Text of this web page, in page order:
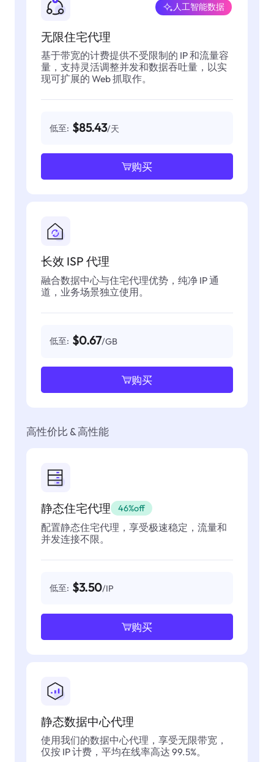
无限住宅代理
人工智能数据
基于带宽的计费提供不受限制的 IP 和流量容
量，支持灵活调整并发和数据吞吐量，以实
现可扩展的 Web 抓取作。
低至: $85.43/天
购买
长效 ISP 代理
融合数据中心与住宅代理优势，纯净 IP 通
道，业务场景独立使用。
低至: $0.67/GB
购买
高性价比 & 高性能
静态住宅代理 46%off
配置静态住宅代理，享受极速稳定，流量和
并发连接不限。
低至: $3.50/IP
购买
静态数据中心代理
使用我们的数据中心代理，享受无限带宽，
仅按 IP 计费，平均在线率高达 99.5%。